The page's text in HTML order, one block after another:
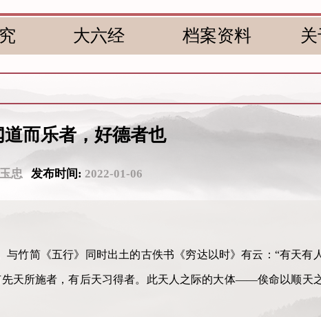
大六经 档案资料
而乐者，好德者也
忠发布时间: 2022-01-06
与竹简《五行》同时出土的古佚书《穷达以时》有云：“有天有
天所施者，有后天习得者。此天人之际的大体——俟命以顺天